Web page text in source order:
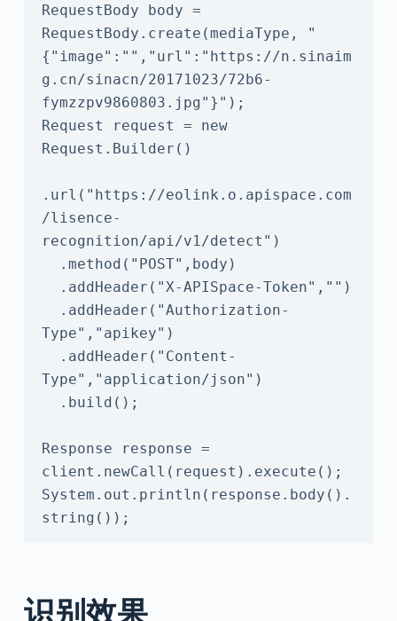
RequestBody body =
RequestBody.create(mediaType, "
{"image":"","url":"https://n.sinaim
g.cn/sinacn/20171023/72b6-
fymzzpv9860803.jpg"}");
Request request = new
Request.Builder()
.url("https://eolink.o.apispace.com
/lisence-
recognition/api/v1/detect")
Type","apikey")
Type","application/json")
Response response =
client.newCall(request).execute();
System.out.println(response.body().
string());
识别效果